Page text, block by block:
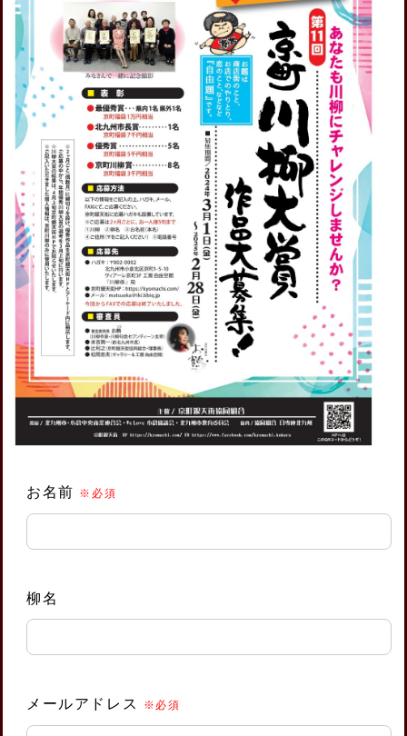
の
フ
ド
は
ま
に
お名前 ※必須
柳名
メールアドレス ※必須